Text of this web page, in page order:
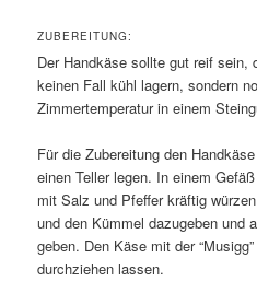
ZUBEREITUNG:
Der Handkäse sollte gut reif sein,
keinen Fall kühl lagern, sondern
Zimmertemperatur in einem
Für die Zubereitung den
einen Teller legen. In einem
mit Salz und Pfeffer kräftig
und den Kümmel dazugeben und
geben. Den Käse mit der
durchziehen lassen.